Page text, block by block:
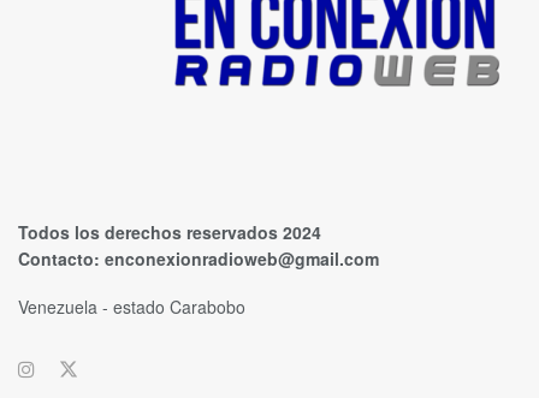
Todos los derechos reservados 2024
Contacto: enconexionradioweb@gmail.com
Venezuela - estado Carabobo